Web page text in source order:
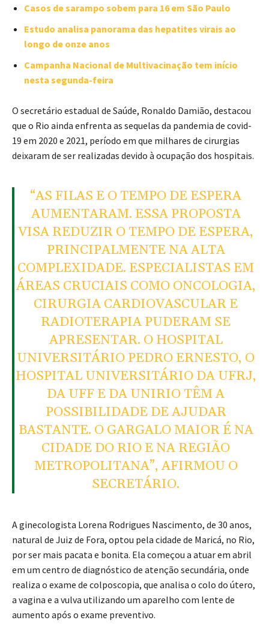
Casos de sarampo sobem para 16 em São Paulo
Estudo analisa panorama das hepatites virais ao
longo de onze anos
Campanha Nacional de Multivacinação tem início
nesta segunda-feira
O secretário estadual de Saúde, Ronaldo Damião, destacou
que o Rio ainda enfrenta as sequelas da pandemia de covid-
19 em 2020 e 2021, período em que milhares de cirurgias
deixaram de ser realizadas devido à ocupação dos hospitais.
“AS FILAS E O TEMPO DE ESPERA
AUMENTARAM. ESSA PROPOSTA
VISA REDUZIR O TEMPO DE ESPERA,
PRINCIPALMENTE NA ALTA
COMPLEXIDADE. ESPECIALISTAS EM
ÁREAS CRUCIAIS COMO ONCOLOGIA,
CIRURGIA CARDIOVASCULAR E
RADIOTERAPIA PUDERAM SE
APRESENTAR. O HOSPITAL
UNIVERSITÁRIO PEDRO ERNESTO, O
HOSPITAL UNIVERSITÁRIO DA UFRJ,
DA UFF E DA UNIRIO TÊM A
POSSIBILIDADE DE AJUDAR
BASTANTE. O GARGALO MAIOR É NA
CIDADE DO RIO E NA REGIÃO
METROPOLITANA”, AFIRMOU O
SECRETÁRIO.
A ginecologista Lorena Rodrigues Nascimento, de 30 anos,
natural de Juiz de Fora, optou pela cidade de Maricá, no Rio,
por ser mais pacata e bonita. Ela começou a atuar em abril
em um centro de diagnóstico de atenção secundária, onde
realiza o exame de colposcopia, que analisa o colo do útero,
a vagina e a vulva utilizando um aparelho com lente de
aumento após o exame preventivo.